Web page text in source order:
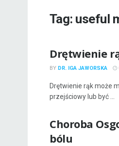
Tag: useful
Drętwienie
BY DR. IGA JAWORSKA
Drętwienie rąk może
przejściowy lub być ...
Choroba
bólu